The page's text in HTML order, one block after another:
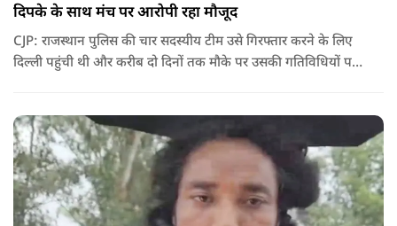
दिपके के साथ मंच पर आरोपी रहा मौजूद
CJP: राजस्थान पुलिस की चार सदस्यीय टीम उसे गिरफ्तार करने के लिए
दिल्ली पहुंची थी और करीब दो दिनों तक मौके पर उसकी गतिविधियों पर